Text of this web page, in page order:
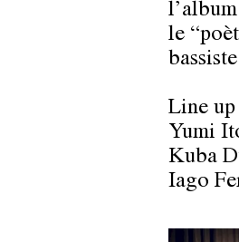
le
Line up
Yumi
Kuba
Iago